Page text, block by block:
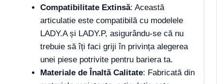
Compatibilitate Extinsă: Această
articulatie este compatibilă cu modelele
LADY.A și LADY.P, asigurându-se că nu
trebuie să îți faci griji în privința alegerea
unei piese potrivite pentru bariera ta.
Materiale de Înaltă Calitate: Fabricată din